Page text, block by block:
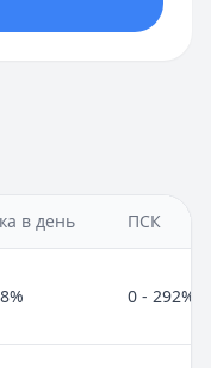
в день ПСК
0 - 292%